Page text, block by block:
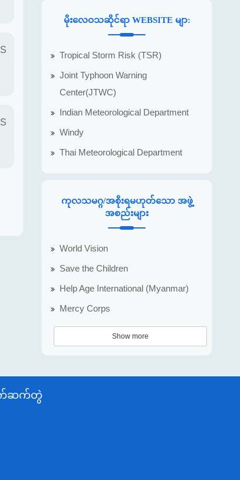
မိုးလေဝသဆိုင်ရာ WEBSITE မျာ:
Tropical Storm Risk (TSR)
Joint Typhoon Warning
Center(JTWC)
Indian Meteorological Department
Windy
Thai Meteorological Department
ကုလသမဂ္ဂ/အစိုးရမဟုတ်သော အဖွဲ့
အစည်းများ
World Vision
Save the Children
Help Age International (Myanmar)
Mercy Corps
Show more
က်ဆက်တွဲ